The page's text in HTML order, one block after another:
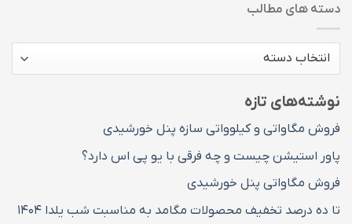
دسته های مطالب
دسته
نوشته‌های تازه
فروش مگاواتی و کیلوواتی سازه پنل خورشیدی
پاور استیشن چیست و چه فرقی با یو پی اس دارد؟
فروش مگاواتی پنل خورشیدی
تا ده درصد تخفیف محصولات مگامد به مناسبت شب یلدا ۱۴۰۴